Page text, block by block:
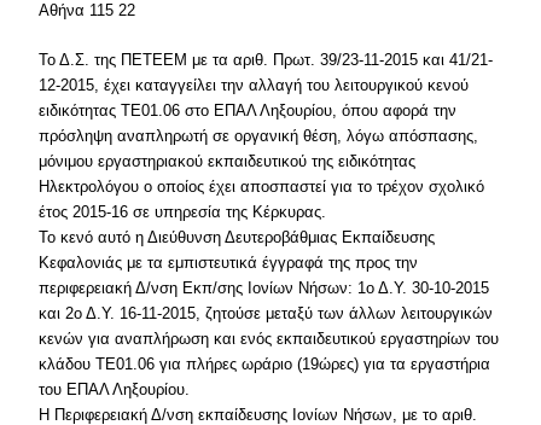
Αθήνα 115 22
Το Δ.Σ. της ΠΕΤΕΕΜ με τα αριθ. Πρωτ. 39/23-11-2015 και 41/21-
12-2015, έχει καταγγείλει την αλλαγή του λειτουργικού κενού
ειδικότητας ΤΕ01.06 στο ΕΠΑΛ Ληξουρίου, όπου αφορά την
πρόσληψη αναπληρωτή σε οργανική θέση, λόγω απόσπασης,
μόνιμου εργαστηριακού εκπαιδευτικού της ειδικότητας
Ηλεκτρολόγου ο οποίος έχει αποσπαστεί για το τρέχον σχολικό
έτος 2015-16 σε υπηρεσία της Κέρκυρας.
Το κενό αυτό η Διεύθυνση Δευτεροβάθμιας Εκπαίδευσης
Κεφαλονιάς με τα εμπιστευτικά έγγραφά της προς την
περιφερειακή Δ/νση Εκπ/σης Ιονίων Νήσων: 1ο Δ.Υ. 30-10-2015
και 2ο Δ.Υ. 16-11-2015, ζητούσε μεταξύ των άλλων λειτουργικών
κενών για αναπλήρωση και ενός εκπαιδευτικού εργαστηρίων του
κλάδου ΤΕ01.06 για πλήρες ωράριο (19ώρες) για τα εργαστήρια
του ΕΠΑΛ Ληξουρίου.
Η Περιφερειακή Δ/νση εκπαίδευσης Ιονίων Νήσων, με το αριθ.